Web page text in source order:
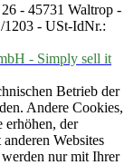
- 45731 Waltrop -
1203 - USt-IdNr.:
- Simply sell it
Betrieb der
Andere Cookies,
erhöhen, der
Websites
nur mit Ihrer